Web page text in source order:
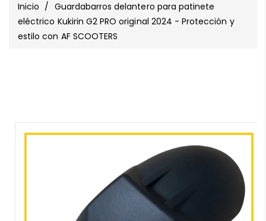
Inicio / Guardabarros delantero para patinete
eléctrico Kukirin G2 PRO original 2024 - Protección y
estilo con AF SCOOTERS